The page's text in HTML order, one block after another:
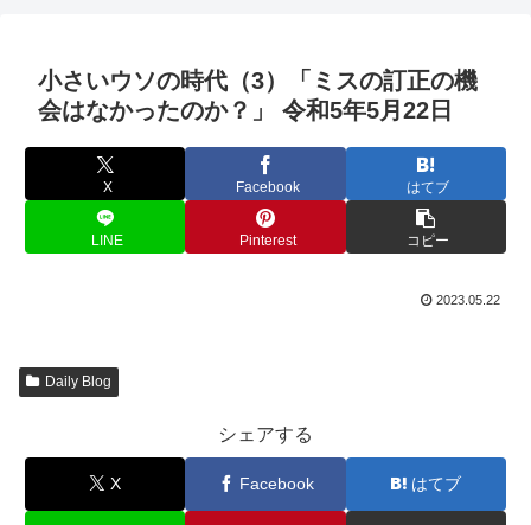
小さいウソの時代（3）「ミスの訂正の機
会はなかったのか？」 令和5年5月22日
X Facebook はてブ
LINE Pinterest コピー
2023.05.22
Daily Blog
シェアする
X Facebook はてブ